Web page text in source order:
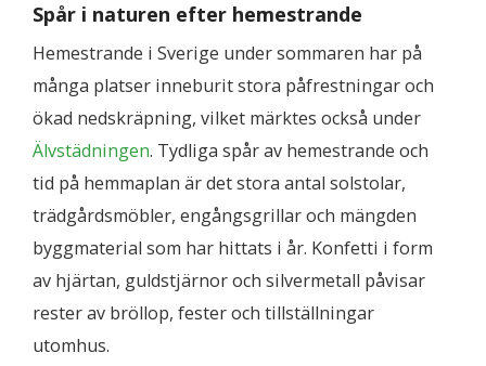
Spår i naturen efter hemestrande
Hemestrande i Sverige under sommaren har på
många platser inneburit stora påfrestningar och
ökad nedskräpning, vilket märktes också under
Älvstädningen. Tydliga spår av hemestrande och
tid på hemmaplan är det stora antal solstolar,
trädgårdsmöbler, engångsgrillar och mängden
byggmaterial som har hittats i år. Konfetti i form
av hjärtan, guldstjärnor och silvermetall påvisar
rester av bröllop, fester och tillställningar
utomhus.